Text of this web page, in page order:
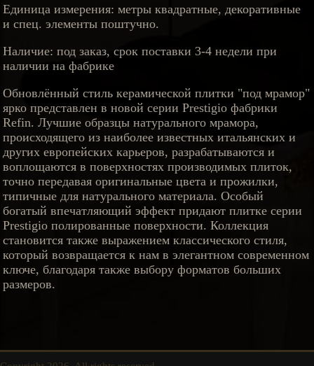
Единица измерения: метры квадратные, декоративные
и спец. элементы поштучно.
Наличие: под заказ, срок поставки 3-4 недели при
наличии на фабрике
Обновлённый стиль керамической плитки "под мрамор"
ярко представлен в новой серии Prestigio фабрики
Refin. Лучшие образцы натурального мрамора,
происходящего из наиболее известных итальянских и
других европейских карьеров, разрабатываются и
воплощаются в поверхностях производимых плиток,
точно передавая оригинальные цвета и прожилки,
типичные для натурального материала. Особый
богатый впечатляющий эффект придают плитке серии
Prestigio полированные поверхности. Коллекция
становится также выражением классического стиля,
который возвращается к нам в элегантном современном
ключе, благодаря также выбору форматов больших
размеров.